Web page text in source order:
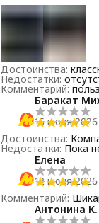
Достоинства:
Недостатки:
Комментарий:
Баракат
15 июня 2026
Достоинства:
Недостатки: Пока
Елена
12 июня 2026
Комментарий:
Антонина К.